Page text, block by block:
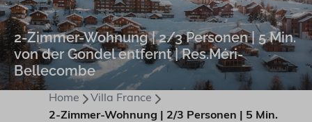
2-Zimmer-Wohnung | 2/3 Personen | 5 Min.
von der Gondel entfernt | Res.Méri-
Bellecombe
Home
Villa France
2-Zimmer-Wohnung | 2/3 Personen | 5 Min.